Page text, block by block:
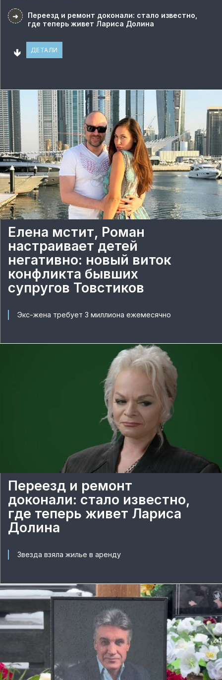
➜
Переезд и ремонт доконали: стало известно,
где теперь живет Лариса Долина
🢃 ДЕТАЛИ
Елена мстит, Роман
настраивает детей
негативно: новый виток
конфликта бывших
супругов Товстиков
Экс-жена требует 3 миллиона ежемесячно
Переезд и ремонт
доконали: стало известно,
где теперь живет Лариса
Долина
Звезда взяла жилье в аренду